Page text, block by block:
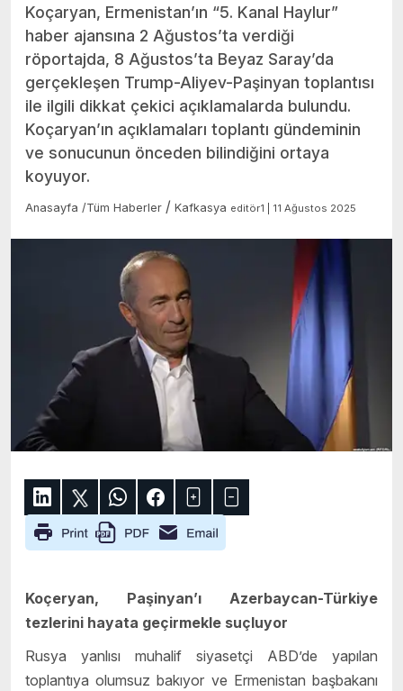
Koçaryan, Ermenistan’ın “5. Kanal Haylur”
haber ajansına 2 Ağustos’ta verdiği
röportajda, 8 Ağustos’ta Beyaz Saray’da
gerçekleşen Trump-Aliyev-Paşinyan toplantısı
ile ilgili dikkat çekici açıklamalarda bulundu.
Koçaryan’ın açıklamaları toplantı gündeminin
ve sonucunun önceden bilindiğini ortaya
koyuyor.
Anasayfa /Tüm Haberler / Kafkasya editör1 | 11 Ağustos 2025
Koçeryan, Paşinyan’ı Azerbaycan-Türkiye
tezlerini hayata geçirmekle suçluyor
Rusya yanlısı muhalif siyasetçi ABD’de yapılan
toplantıya olumsuz bakıyor ve Ermenistan başbakanı